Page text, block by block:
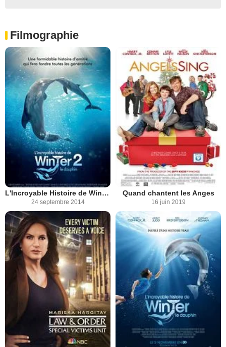
Filmographie
L'Incroyable Histoire de Winter le dauphin 2
24 septembre 2014
Quand chantent les Anges
16 juin 2019